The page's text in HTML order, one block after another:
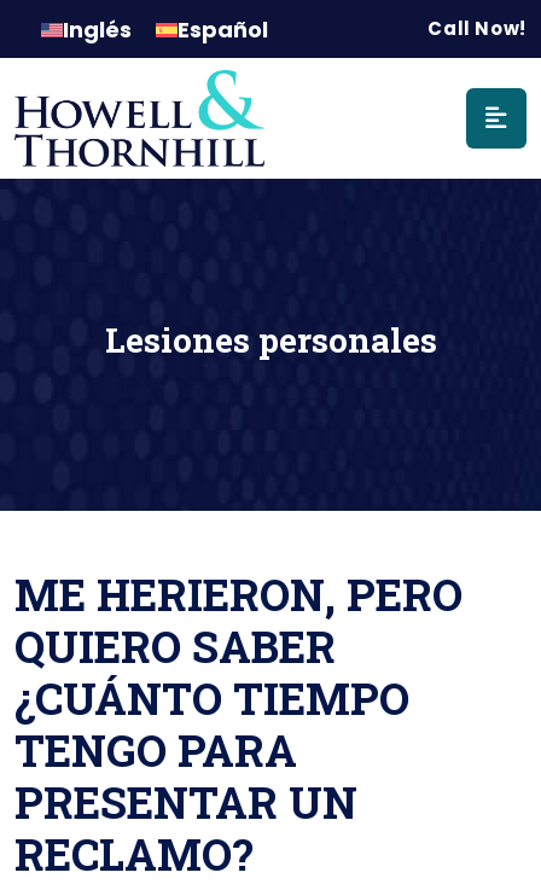
Inglés Español Call Now!
Lesiones personales
ME HERIERON, PERO
QUIERO SABER
¿CUÁNTO TIEMPO
TENGO PARA
PRESENTAR UN
RECLAMO?